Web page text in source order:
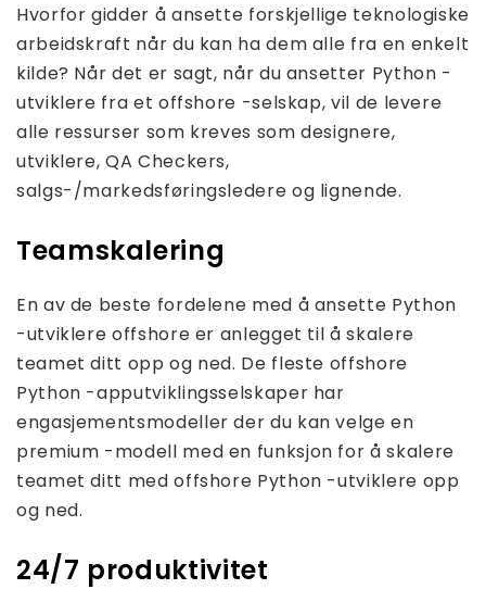
Hvorfor gidder å ansette forskjellige teknologiske
arbeidskraft når du kan ha dem alle fra en enkelt
kilde? Når det er sagt, når du ansetter Python -
utviklere fra et offshore -selskap, vil de levere
alle ressurser som kreves som designere,
utviklere, QA Checkers,
salgs-/markedsføringsledere og lignende.
Teamskalering
En av de beste fordelene med å ansette Python
-utviklere offshore er anlegget til å skalere
teamet ditt opp og ned. De fleste offshore
Python -apputviklingsselskaper har
engasjementsmodeller der du kan velge en
premium -modell med en funksjon for å skalere
teamet ditt med offshore Python -utviklere opp
og ned.
24/7 produktivitet